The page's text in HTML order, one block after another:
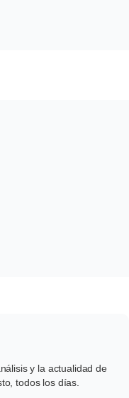
y la actualidad de
todos los días.